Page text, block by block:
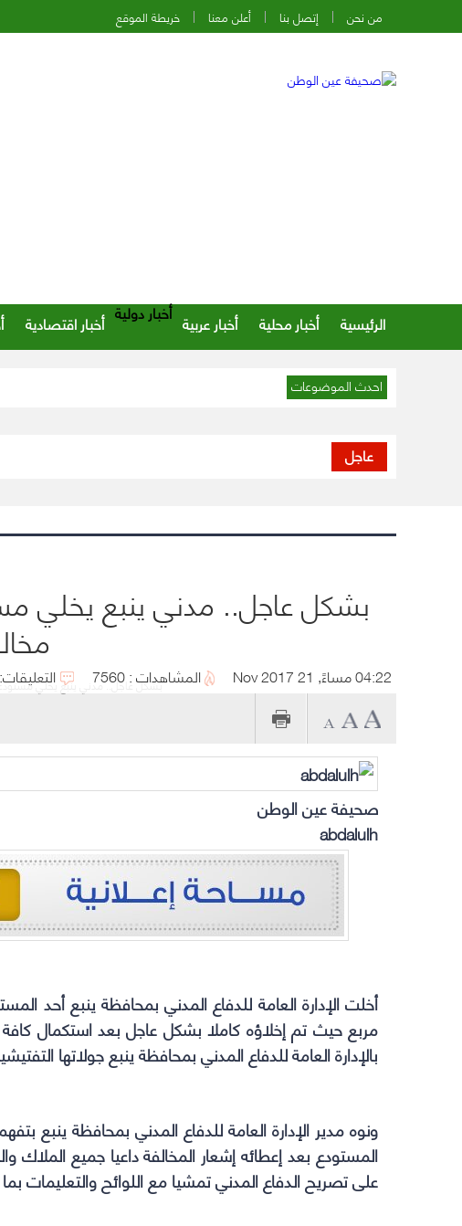
من نحن إتصل بنا أعلن معنا خريطة الموقع
الرئيسية أخبار محلية أخبار عربية أخبار دولية أخبار اقتصادية
احدث الموضوعات
عاجل
بشكل عاجل.. مدني ينبع يخلي
بشكل عاجل.. مدني ينبع يخلي مستودعاً 04:22 مساءً, 21 Nov 2017 المشاهدات : 7560 التعليقات: 0
صحيفة عين الوطن
abdalulh
مربع حيث تم إخلاؤه كاملا بشكل عاجل بعد استكمال كافة
بالإدارة العامة للدفاع المدني بمحافظة ينبع جولاتها
ونوه مدير الإدارة العامة للدفاع المدني بمحافظة ينبع
المستودع بعد إعطائه إشعار المخالفة داعيا جميع
على تصريح الدفاع المدني تمشيا مع اللوائح والتعليمات